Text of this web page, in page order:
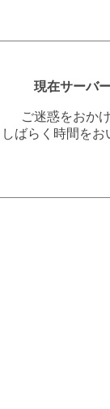
現在サーバ
ご迷惑をおか
しばらく時間を